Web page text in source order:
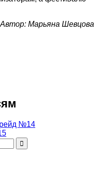
Автор: Марьяна Шевцова
№14